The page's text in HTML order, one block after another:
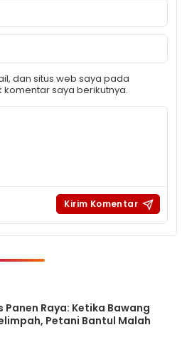
dan situs web saya pada
komentar saya berikutnya.
Panen Raya: Ketika Bawang
Petani Bantul Malah